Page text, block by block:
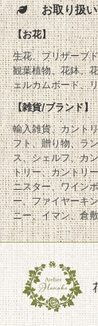
お取り扱
【お花】
生花、プリザーブ
観葉植物、花鉢、
ェルカムボード、
【雑貨/ブランド】
輸入雑貨、カント
フト、贈り物、ラ
ス、シェルフ、カ
トリー、カントリ
ニスター、ワイン
ー、ファイヤーキ
ニー、イマン、倉